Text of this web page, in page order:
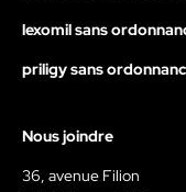
lexomil sans
priligy sans
Nous joindre
36, avenue Filion